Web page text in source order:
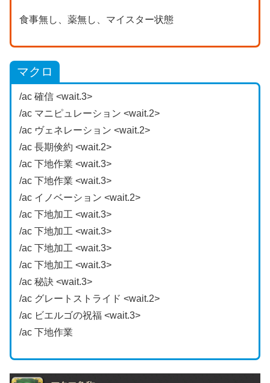
食事無し、薬無し、マイスター状態
マクロ
/ac 確信 <wait.3>
/ac マニピュレーション <wait.2>
/ac ヴェネレーション <wait.2>
/ac 長期倹約 <wait.2>
/ac 下地作業 <wait.3>
/ac 下地作業 <wait.3>
/ac イノベーション <wait.2>
/ac 下地加工 <wait.3>
/ac 下地加工 <wait.3>
/ac 下地加工 <wait.3>
/ac 下地加工 <wait.3>
/ac 秘訣 <wait.3>
/ac グレートストライド <wait.2>
/ac ビエルゴの祝福 <wait.3>
/ac 下地作業